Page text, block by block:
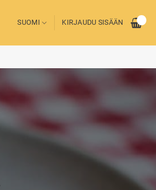
SUOMI KIRJAUDU SISÄÄN